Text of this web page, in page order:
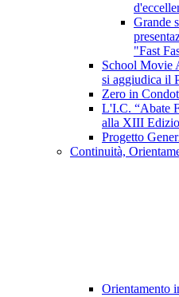
Grande
"Fast
School Movie
si aggiudica il
Zero in
L'I.C. “Abate
alla XIII
Progetto
Continuità,
Orientamento